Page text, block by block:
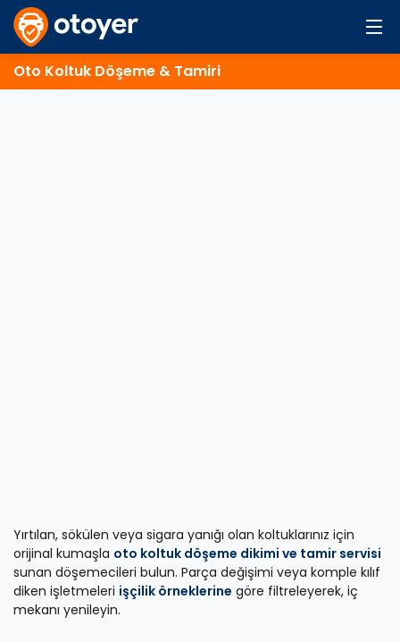
Oto Koltuk Döşeme & Tamiri
Yırtılan, sökülen veya sigara yanığı olan koltuklarınız için
orijinal kumaşla oto koltuk döşeme dikimi ve tamir servisi
sunan döşemecileri bulun. Parça değişimi veya komple kılıf
diken işletmeleri işçilik örneklerine göre filtreleyerek, iç
mekanı yenileyin.